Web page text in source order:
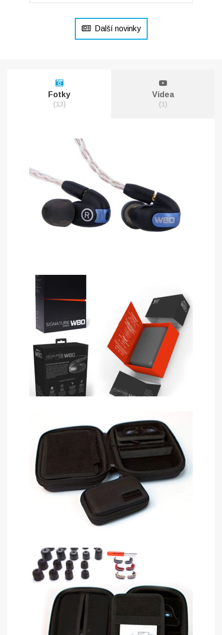
Další novinky
Fotky
(13)
Videa
(1)